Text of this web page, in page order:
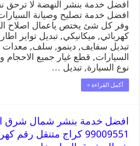
افضل خدمة بنشر النهضة لا ترحق
افضل خدمة تصليح وصيانة
وفر كل شئ يختص ياعمال اصلاح
كهربائي, ميكانيكي, تبديل تواير
تبديل سفايف, دينمو, سلف, معدات
السيارات, قطع غيار جميع
نوع السيارة, تبديل …
أكمل القراءة »
افضل خدمة بنشر شمال شرق
99009551 كراج متنقل